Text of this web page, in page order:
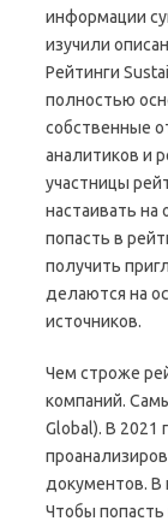
информации
изучили
Рейтинги
полностью
собственные
аналитиков и
участницы
настаивать на
попасть в
получить
делаются на
источников.
Чем строже
компаний.
Global). В 2021
документов. В
Чтобы